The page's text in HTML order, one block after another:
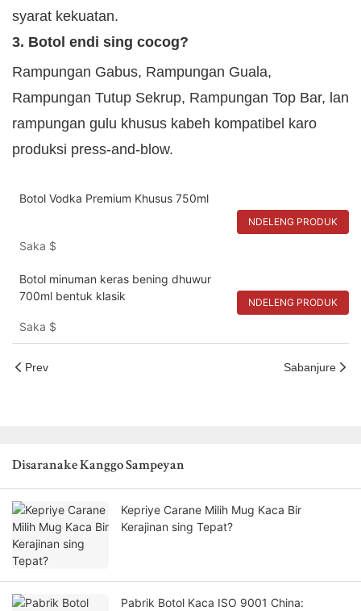
syarat kekuatan.
3. Botol endi sing cocog?
Rampungan Gabus, Rampungan Guala,
Rampungan Tutup Sekrup, Rampungan Top Bar, lan
rampungan gulu khusus kabeh kompatibel karo
produksi press-and-blow.
Botol Vodka Premium Khusus 750ml
Saka $
NDELENG PRODUK
Botol minuman keras bening dhuwur
700ml bentuk klasik
Saka $
NDELENG PRODUK
Prev Sabanjure
Disaranake Kanggo Sampeyan
Kepriye Carane Milih Mug Kaca Bir
Kerajinan sing Tepat?
Pabrik Botol Kaca ISO 9001 China: